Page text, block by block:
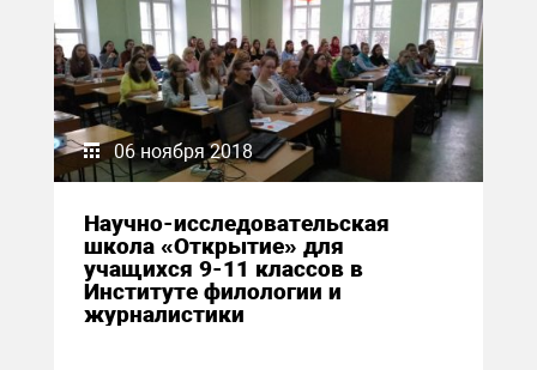
06 ноября 2018
Научно-исследовательская
школа «Открытие» для
учащихся 9-11 классов в
Институте филологии и
журналистики